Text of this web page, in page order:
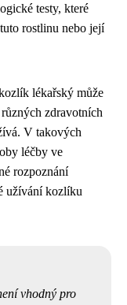
testy, které
rostlinu nebo její
lékařský může
zdravotních
V takových
léčby ve
rozpoznání
užívání kozlíku
vhodný pro